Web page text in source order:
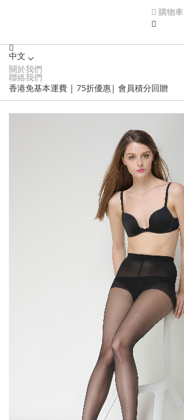
購物車
Language
中文
關於我們
聯絡我們
香港免基本運費 | 75折優惠| 會員積分回贈